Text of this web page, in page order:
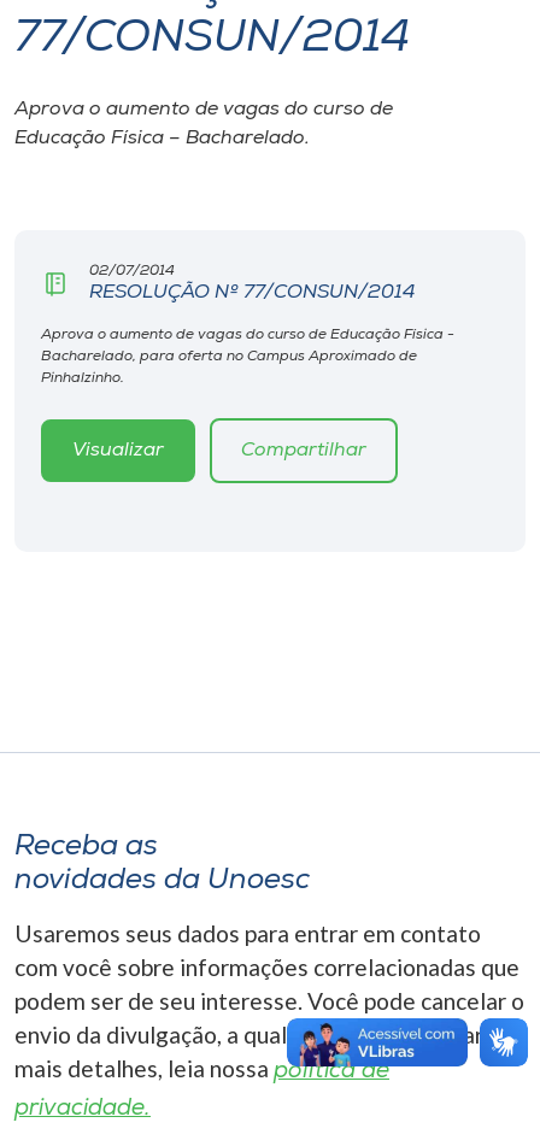
I.nova
Diplomados
CPA
Biblioteca
Rádio
A+
77/CONSUN/2014
Aprova o aumento de vagas do curso de
Educação Física – Bacharelado.
02/07/2014
RESOLUÇÃO Nº 77/CONSUN/2014
Aprova o aumento de vagas do curso de Educação Física -
Bacharelado, para oferta no Campus Aproximado de
Pinhalzinho.
Visualizar Compartilhar
Receba as
novidades da Unoesc
Usaremos seus dados para entrar em contato
com você sobre informações correlacionadas que
podem ser de seu interesse. Você pode cancelar o
envio da divulgação, a qualquer momento. Para
mais detalhes, leia nossa política de
privacidade.